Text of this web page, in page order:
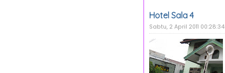
Hotel Sala 4
Sabtu, 2 April 2011 00:28:34